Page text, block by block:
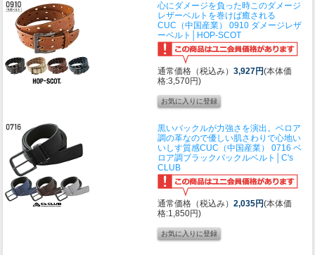
心にダメージを負った時このダメージ
レザーベルトを巻けば癒される
CUC（中国産業） 0910 ダメージレザ
ーベルト│HOP-SCOT
通常価格（税込み） 3,927円(本体価
格:3,570円)
黒いバックルが力強さを演出。ベロア
調の革なので優しい肌さわりで心地い
いしす質感CUC（中国産業） 0716 ベ
ロア調ブラックバックルベルト│C's
CLUB
通常価格（税込み） 2,035円(本体価
格:1,850円)